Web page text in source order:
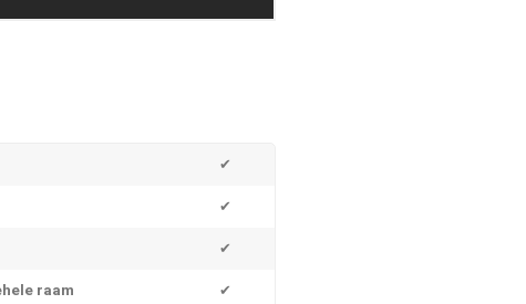
✔
✔
✔
raam
✔